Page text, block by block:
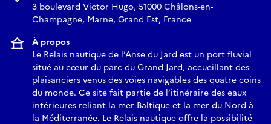
3 boulevard Victor Hugo, 51000 Châlons-en-
Champagne, Marne, Grand Est, France
À propos
Le Relais nautique de l’Anse du Jard est un port fluvial
situé au cœur du parc du Grand Jard, accueillant des
plaisanciers venus des voies navigables des quatre coins
du monde. Ce site fait partie de l’itinéraire des eaux
intérieures reliant la mer Baltique et la mer du Nord à
la Méditerranée. Le Relais nautique offre la possibilité